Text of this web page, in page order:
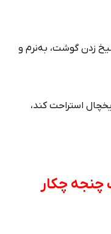
زدن گوشت، به‌نرم و
استراحت کند،
چکار